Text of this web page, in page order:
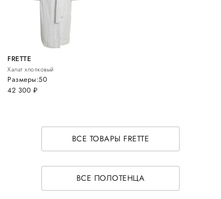
FRETTE
Халат хлопковый
42 300 руб.
Размеры:50
ВСЕ ТОВАРЫ FRETTE
ВСЕ ПОЛОТЕНЦА